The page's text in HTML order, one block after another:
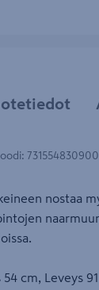
:
nostaa
cm, Leveys